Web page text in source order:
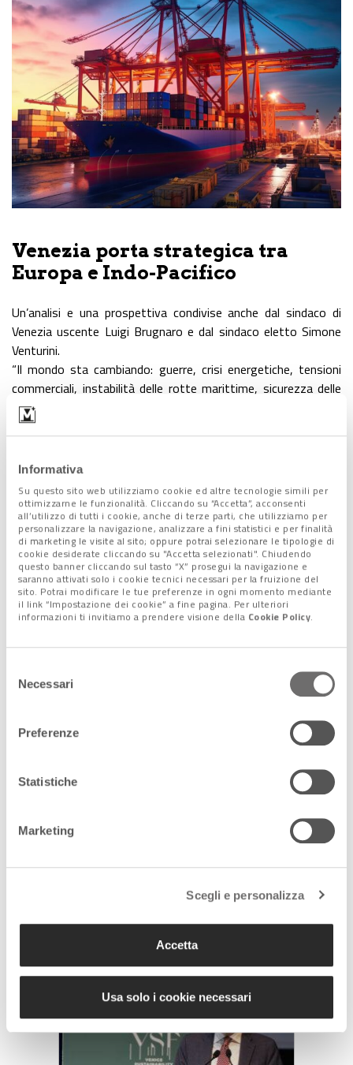
Informativa
Su questo sito web utilizziamo cookie ed altre tecnologie simili per
ottimizzarne le funzionalità. Cliccando su “Accetta”, acconsenti
all’utilizzo di tutti i cookie, anche di terze parti, che utilizziamo per
personalizzare la navigazione, analizzare a fini statistici e per finalità
di marketing le visite al sito; oppure potrai selezionare le tipologie di
cookie desiderate cliccando su "Accetta selezionati". Chiudendo
questo banner cliccando sul tasto “X” prosegui la navigazione e
saranno attivati solo i cookie tecnici necessari per la fruizione del
sito. Potrai modificare le tue preferenze in ogni momento mediante
il link “Impostazione dei cookie” a fine pagina. Per ulteriori
informazioni ti invitiamo a prendere visione della Cookie Policy.
delNecessari
Preferenze
Statistiche
Marketing
Scegli e personalizza
Accetta
Usa solo i cookie necessari
Venezia porta strategica tra
Europa e Indo-Pacifico
Un’analisi e una prospettiva condivise anche dal sindaco di
Venezia uscente Luigi Brugnaro e dal sindaco eletto Simone
Venturini.
“Il mondo sta cambiando: guerre, crisi energetiche, tensioni
commerciali, instabilità delle rotte marittime, sicurezza delle
forniture, nuovi equilibri verso Est – ha ricordato Brugnaro -.
Venezia e l’Alto Adriatico
luogo di transito, ma
aeroporto, ferrovia, autostrade, interporti, digitale, energia,
industria e formazione”.
A sottolineare come la disponibilità delle risorse, la continuità
stato anche Simone Venturini : “Da questi fattori dipendono la
crescita dei territori, l’occupazione, l’innovazione, la tenuta
Venezia, del Corridoio Mediterraneo e dei collegamenti